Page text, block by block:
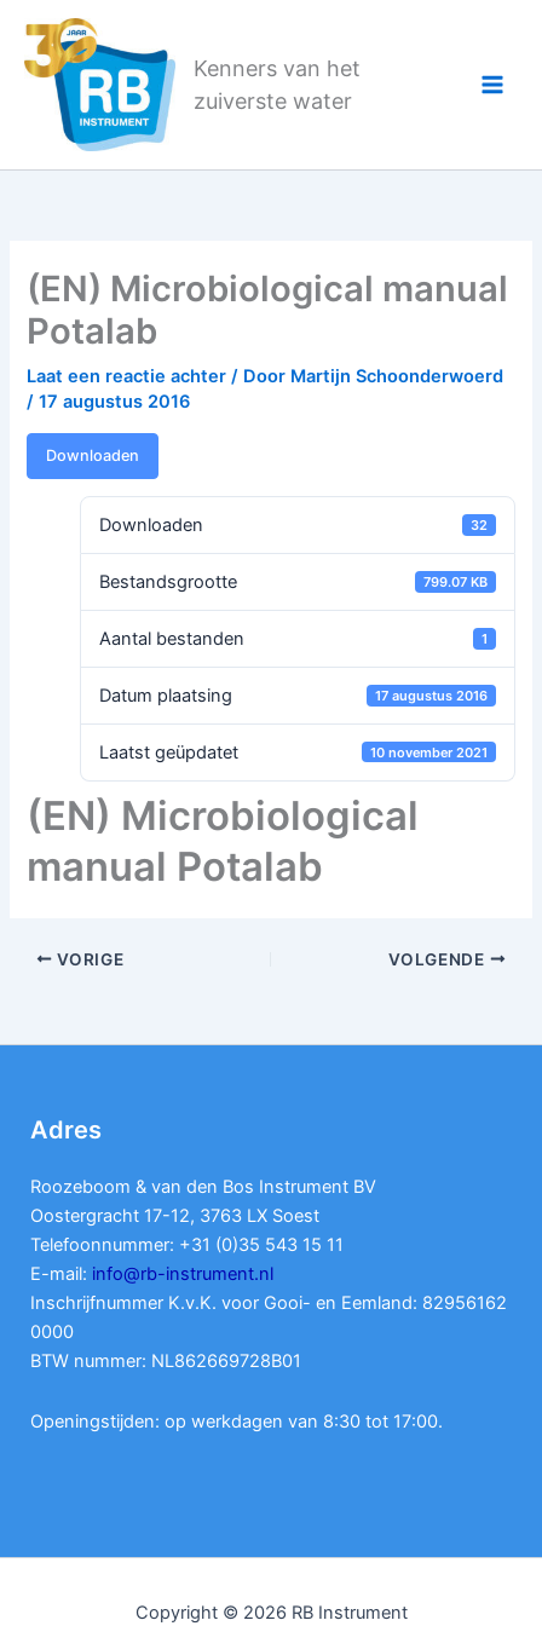
naar
Kenners van het
zuiverste water
(EN) Microbiological manual
Potalab
Laat een reactie achter / Door Martijn Schoonderwoerd
/17 augustus 2016
Downloaden
Downloaden 32
Bestandsgrootte 799.07 KB
Aantal bestanden 1
Datum plaatsing 17 augustus 2016
Laatst geüpdatet 10 november 2021
(EN) Microbiological
manual Potalab
VORIGE VOLGENDE
Adres
Roozeboom & van den Bos Instrument BV
Oostergracht 17-12, 3763 LX Soest
Telefoonnummer: +31 (0)35 543 15 11
E-mail: info@rb-instrument.nl
Inschrijfnummer K.v.K. voor Gooi- en Eemland: 82956162
0000
BTW nummer: NL862669728B01
Openingstijden: op werkdagen van 8:30 tot 17:00.
Copyright © 2026 RB Instrument